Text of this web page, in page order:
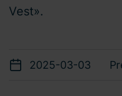
Vest».
2025-03-03